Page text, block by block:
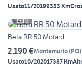
Usato11/20199333 Km
9
Beta RR 50 Motard
2.190 €Montemurlo(PO)
Usato10/202017387 Km